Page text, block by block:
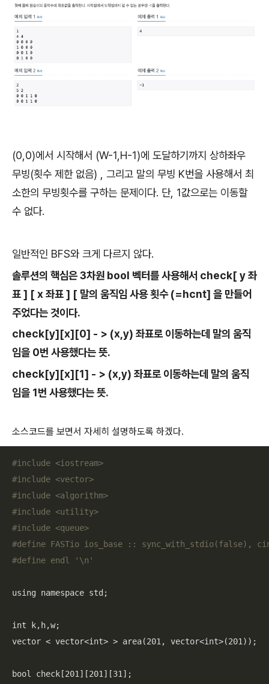
(0,0)에서 시작해서 (W-1,H-1)에 도달하기까지 상하좌우
무빙(횟수 제한 없음) , 그리고 말의 무빙 K번을 사용해서 최
소한의 무빙횟수를 구하는 문제이다. 단, 1값으로는 이동할
수 없다.
일반적인 BFS와 크게 다르지 않다.
솔루션의 핵심은 3차원 bool 벡터를 사용해서 check[ y 좌
표 ] [ x 좌표 ] [ 말의 움직임 사용 횟수 (=hcnt] 을 만들어
주었다는 것이다.
check[y][x][0] - > (x,y) 좌표로 이동하는데 말의 움직
임을 0번 사용했다는 뜻.
check[y][x][1] - > (x,y) 좌표로 이동하는데 말의 움직
임을 1번 사용했다는 뜻.
소스코드를 보면서 자세히 설명하도록 하겠다.
#include <iostream>
#include <vector>
#include <algorithm>
#include <utility>
#include <queue>
#define FASTio ios_base :: sync_with_stdio(false),
#define endl '\n'
using namespace std;
int k,h,w;
vector < vector<int> > area(201, vector<int>(201));
bool check[201][201][31];